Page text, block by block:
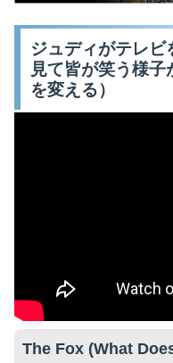
ジュディがテレビ
見て皆が笑う様
を変える）
The Fox (What